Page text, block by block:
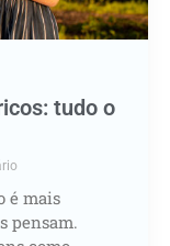
tudo o
é mais
pensam.